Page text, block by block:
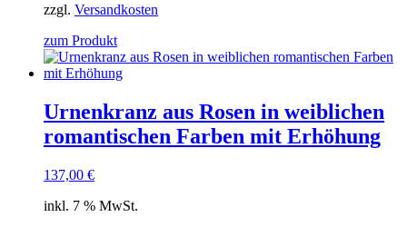
zzgl. Versandkosten
zum Produkt
Urnenkranz aus Rosen in weiblichen
romantischen Farben mit Erhöhung
137,00 €
inkl. 7 % MwSt.